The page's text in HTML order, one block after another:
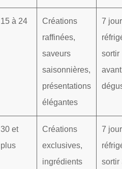
15 à 24
Créations
raffinées,
saveurs
saisonnières,
présentations
élégantes
7
sortir
avant
30 et
plus
Créations
exclusives,
ingrédients
7
sortir